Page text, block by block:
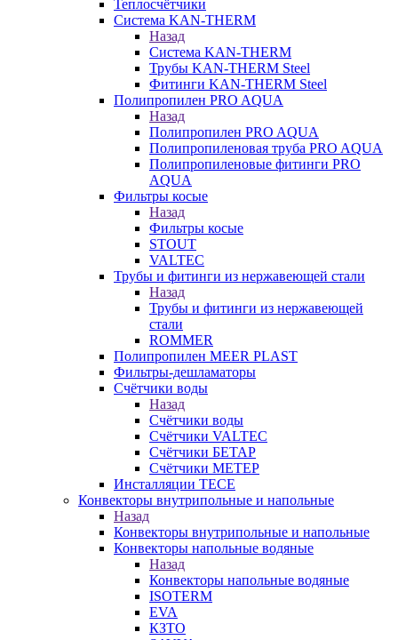
Теплосчётчики
Система KAN-THERM
Назад
Система KAN-THERM
Трубы KAN-THERM Steel
Фитинги KAN-THERM Steel
Полипропилен PRO AQUA
Назад
Полипропилен PRO AQUA
Полипропиленовая труба PRO AQUA
Полипропиленовые фитинги PRO
AQUA
Фильтры косые
Назад
Фильтры косые
STOUT
VALTEC
Трубы и фитинги из нержавеющей стали
Назад
Трубы и фитинги из нержавеющей
стали
ROMMER
Полипропилен MEER PLAST
Фильтры-дешламаторы
Счётчики воды
Назад
Счётчики воды
Счётчики VALTEC
Счётчики БЕТАР
Счётчики МЕТЕР
Инсталляции TECE
Конвекторы внутрипольные и напольные
Назад
Конвекторы внутрипольные и напольные
Конвекторы напольные водяные
Назад
Конвекторы напольные водяные
ISOTERM
EVA
КЗТО